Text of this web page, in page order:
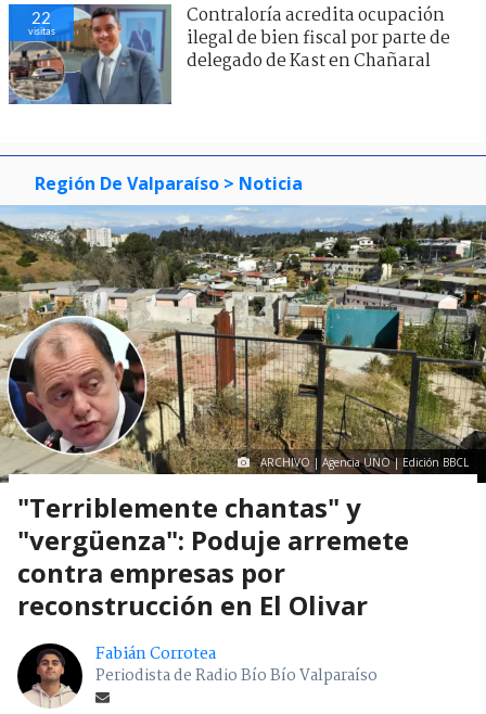
22
visitas
Contraloría acredita ocupación
ilegal de bien fiscal por parte de
delegado de Kast en Chañaral
Región De Valparaíso > Noticia
ARCHIVO | Agencia UNO | Edición BBCL
"Terriblemente chantas" y
"vergüenza": Poduje arremete
contra empresas por
reconstrucción en El Olivar
Fabián Corrotea
Periodista de Radio Bío Bío Valparaíso